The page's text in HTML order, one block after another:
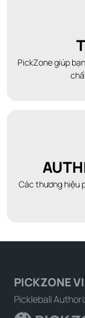
PickZone giúp
Các thương hiệu
PICKZONE
Pickleball